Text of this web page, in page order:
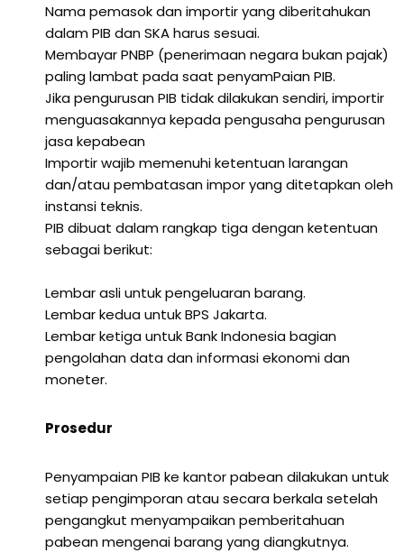
Nama pemasok dan importir yang diberitahukan
dalam PIB dan SKA harus sesuai.
Membayar PNBP (penerimaan negara bukan pajak)
paling lambat pada saat penyamPaian PIB.
Jika pengurusan PIB tidak dilakukan sendiri, importir
menguasakannya kepada pengusaha pengurusan
jasa kepabean
Importir wajib memenuhi ketentuan larangan
dan/atau pembatasan impor yang ditetapkan oleh
instansi teknis.
PIB dibuat dalam rangkap tiga dengan ketentuan
sebagai berikut:
Lembar asli untuk pengeluaran barang.
Lembar kedua untuk BPS Jakarta.
Lembar ketiga untuk Bank Indonesia bagian
pengolahan data dan informasi ekonomi dan
moneter.
Prosedur
Penyampaian PIB ke kantor pabean dilakukan untuk
setiap pengimporan atau secara berkala setelah
pengangkut menyampaikan pemberitahuan
pabean mengenai barang yang diangkutnya.